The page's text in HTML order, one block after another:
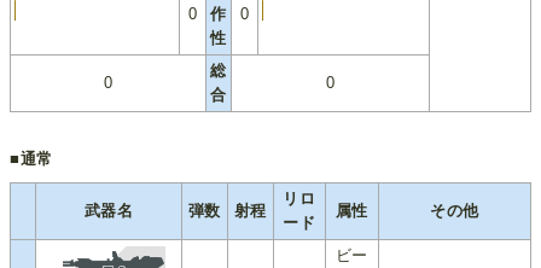
0
作
性
0
0
総
合
0
■通常
武器名 弾数 射程
リロ
ード
属性 その他
ビー